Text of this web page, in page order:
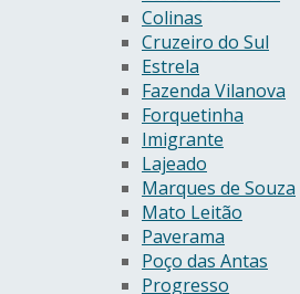
Colinas
Cruzeiro do Sul
Estrela
Fazenda Vilanova
Forquetinha
Imigrante
Lajeado
Marques de Souza
Mato Leitão
Paverama
Poço das Antas
Progresso